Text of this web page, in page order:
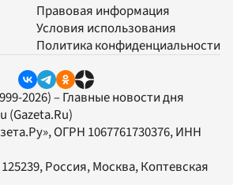
Правовая информация
Условия использования
Политика конфиденциальности
2026) – Главные новости дня
(Gazeta.Ru)
, ОГРН 1067761730376, ИНН
Россия, Москва, Коптевская